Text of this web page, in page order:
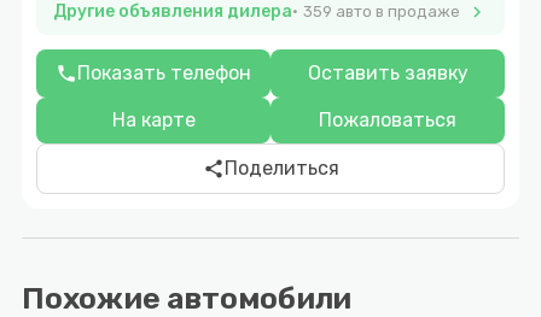
Другие объявления дилера
359 авто в продаже chevron_right
phoneПоказать телефон Оставить заявку
На карте Пожаловаться
shareПоделиться
Похожие автомобили